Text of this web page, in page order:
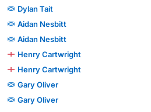
Dylan Tait
Aidan Nesbitt
Aidan Nesbitt
Henry Cartwright
Henry Cartwright
Gary Oliver
Gary Oliver